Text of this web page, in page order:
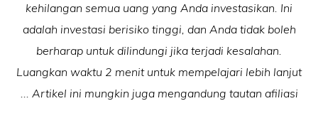
kehilangan semua uang yang Anda investasikan. Ini
adalah investasi berisiko tinggi, dan Anda tidak boleh
berharap untuk dilindungi jika terjadi kesalahan.
Luangkan waktu 2 menit untuk mempelajari lebih lanjut
... Artikel ini mungkin juga mengandung tautan afiliasi